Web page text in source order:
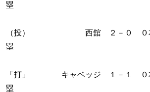
塁
（投） 西舘 ２－０ ０本
塁
「打」 キャベッジ １－１ ０
塁